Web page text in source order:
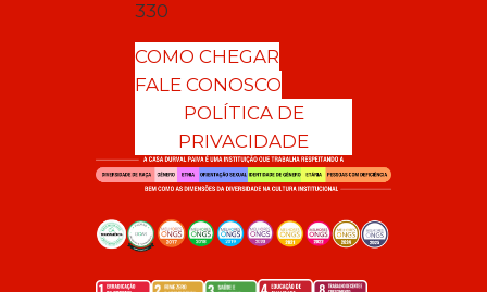
330
COMO CHEGAR
FALE CONOSCO
POLÍTICA DE
PRIVACIDADE